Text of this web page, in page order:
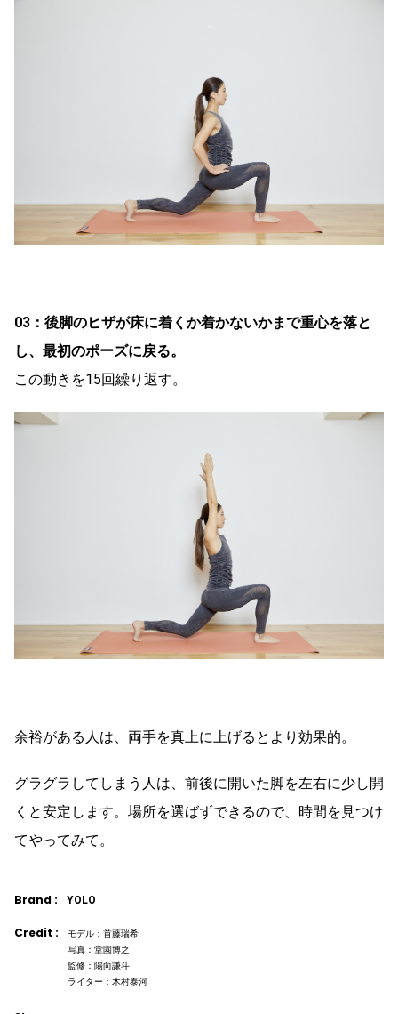
03：後脚のヒザが床に着くか着かないかまで重心を落と
し、最初のポーズに戻る。
この動きを15回繰り返す。
余裕がある人は、両手を真上に上げるとより効果的。
グラグラしてしまう人は、前後に開いた脚を左右に少し開
くと安定します。場所を選ばずできるので、時間を見つけ
てやってみて。
Brand : YOLO
Credit :
モデル：首藤瑞希
写真：堂園博之
監修：陽向謙斗
ライター：木村泰河